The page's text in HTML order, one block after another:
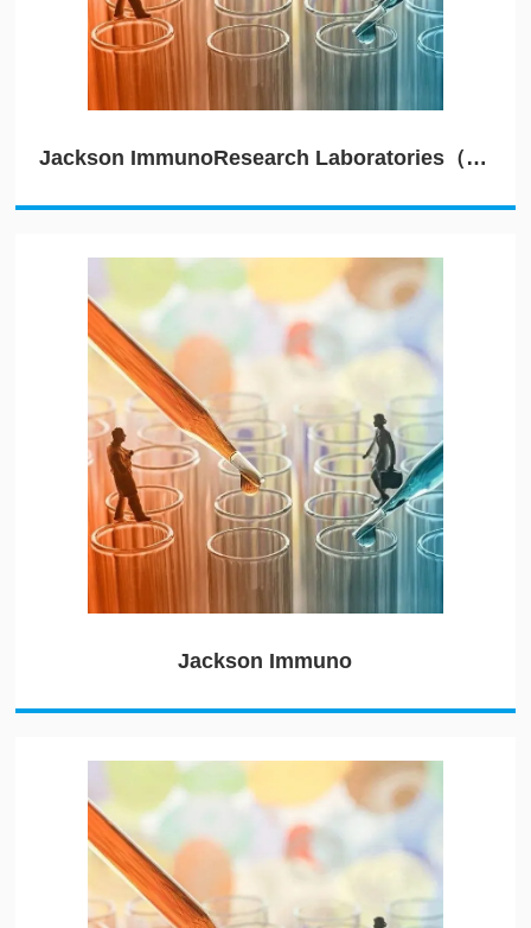
Jackson ImmunoResearch Laboratories（JIRL）
Jackson Immuno